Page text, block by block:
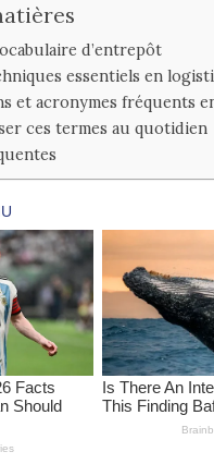
d’entrepôt
essentiels en
et acronymes fréquents
ces termes au quotidien